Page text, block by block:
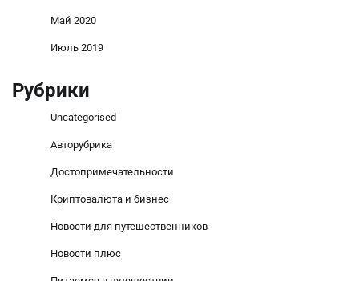
Май 2020
Июль 2019
Рубрики
Uncategorised
Авторубрика
Достопримечательности
Криптовалюта и бизнес
Новости для путешественников
Новости плюс